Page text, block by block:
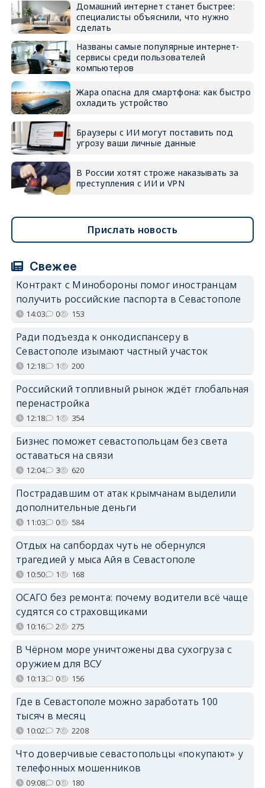
Домашний интернет станет быстрее:
специалисты объяснили, что нужно
сделать
Названы самые популярные интернет-
сервисы среди пользователей
компьютеров
Жара опасна для смартфона: как быстро
охладить устройство
Браузеры с ИИ могут поставить под
угрозу ваши личные данные
В России хотят строже наказывать за
преступления с ИИ и VPN
Прислать новость
Свежее
Контракт с Минобороны помог иностранцам
получить российские паспорта в Севастополе
14:03 0 153
Ради подъезда к онкодиспансеру в
Севастополе изымают частный участок
12:18 1 200
Российский топливный рынок ждёт глобальная
перенастройка
12:18 1 354
Бизнес поможет севастопольцам без света
оставаться на связи
12:04 3 620
Пострадавшим от атак крымчанам выделили
дополнительные деньги
11:03 0 584
Отдых на сапбордах чуть не обернулся
трагедией у мыса Айя в Севастополе
10:50 1 168
ОСАГО без ремонта: почему водители всё чаще
судятся со страховщиками
10:16 2 275
В Чёрном море уничтожены два сухогруза с
оружием для ВСУ
10:13 0 156
Где в Севастополе можно заработать 100
тысяч в месяц
10:02 7 2208
Что доверчивые севастопольцы «покупают» у
телефонных мошенников
09:08 0 180